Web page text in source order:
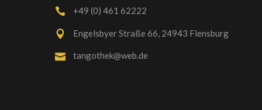
+49 (0) 461 62222
Engelsbyer Straße 66, 24943 Flensburg
tangothek@web.de